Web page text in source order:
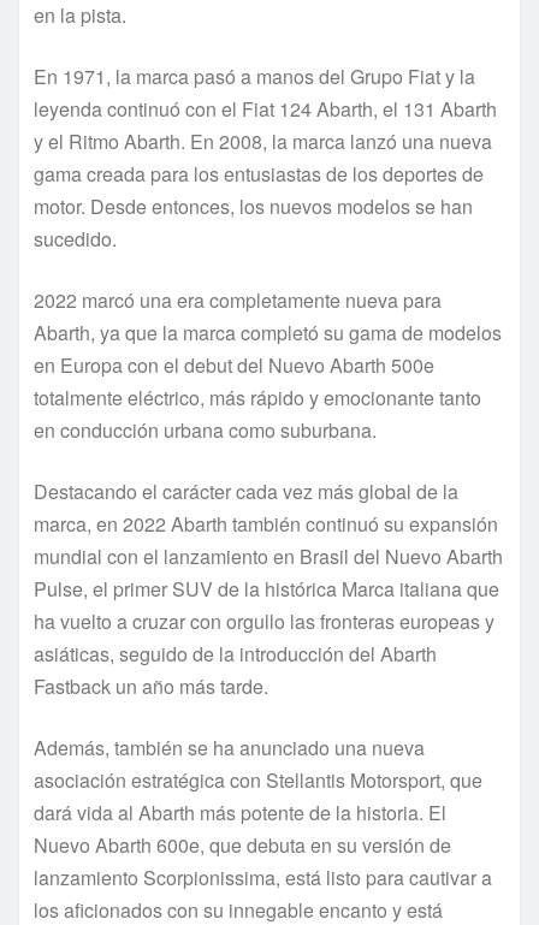
en la pista.
En 1971, la marca pasó a manos del Grupo Fiat y la
leyenda continuó con el Fiat 124 Abarth, el 131 Abarth
y el Ritmo Abarth. En 2008, la marca lanzó una nueva
gama creada para los entusiastas de los deportes de
motor. Desde entonces, los nuevos modelos se han
sucedido.
2022 marcó una era completamente nueva para
Abarth, ya que la marca completó su gama de modelos
en Europa con el debut del Nuevo Abarth 500e
totalmente eléctrico, más rápido y emocionante tanto
en conducción urbana como suburbana.
Destacando el carácter cada vez más global de la
marca, en 2022 Abarth también continuó su expansión
mundial con el lanzamiento en Brasil del Nuevo Abarth
Pulse, el primer SUV de la histórica Marca italiana que
ha vuelto a cruzar con orgullo las fronteras europeas y
asiáticas, seguido de la introducción del Abarth
Fastback un año más tarde.
Además, también se ha anunciado una nueva
asociación estratégica con Stellantis Motorsport, que
dará vida al Abarth más potente de la historia. El
Nuevo Abarth 600e, que debuta en su versión de
lanzamiento Scorpionissima, está listo para cautivar a
los aficionados con su innegable encanto y está